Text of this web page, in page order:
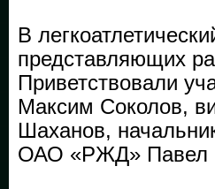
В
представляющих
Приветствовали
Максим Соколов,
Шаханов,
ОАО «РЖД» Павел